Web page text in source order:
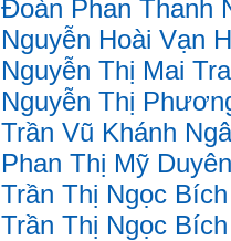
Đoàn Phan Thanh
Nguyễn Hoài Vạn
Nguyễn Thị Mai
Nguyễn Thị
Trần Vũ Khánh
Phan Thị Mỹ Duyên
Trần Thị Ngọc Bích
Trần Thị Ngọc Bích